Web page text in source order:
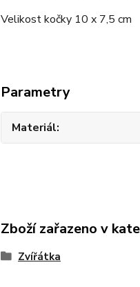
Velikost kočky 10 x 7,5 cm
Parametry
Materiál
Zboží zařazeno v
Zvířátka